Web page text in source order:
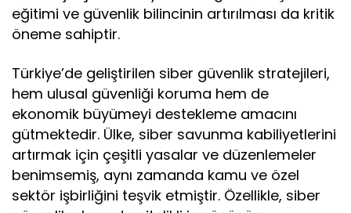
eğitimi ve güvenlik bilincinin artırılması da kritik
öneme sahiptir.
Türkiye’de geliştirilen siber güvenlik stratejileri,
hem ulusal güvenliği koruma hem de
ekonomik büyümeyi destekleme amacını
gütmektedir. Ülke, siber savunma kabiliyetlerini
artırmak için çeşitli yasalar ve düzenlemeler
benimsemiş, aynı zamanda kamu ve özel
sektör işbirliğini teşvik etmiştir. Özellikle, siber